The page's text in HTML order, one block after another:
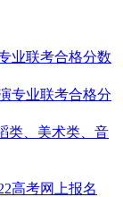
业联考合格分数
专业联考合格分
类、美术类、音
高考网上报名